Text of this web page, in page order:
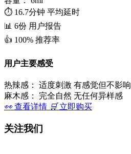
⏱️ 16.7分钟 平均延时
📊 6份 用户报告
👍 100% 推荐率
用户主要感受
热辣感：
适度刺激 有感觉但不影响
麻木感：
完全自然 无任何异样感
👀查看详情 🛒 立即购买
关注我们